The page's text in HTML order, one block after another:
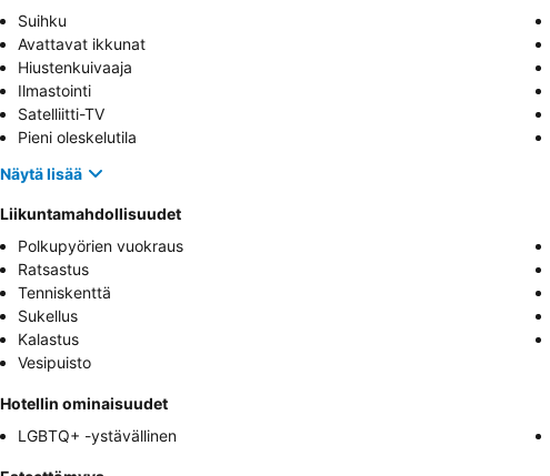
Suihku
Avattavat ikkunat
Hiustenkuivaaja
Ilmastointi
Satelliitti-TV
Pieni oleskelutila
Näytä lisää
Liikuntamahdollisuudet
Polkupyörien vuokraus
Ratsastus
Tenniskenttä
Sukellus
Kalastus
Vesipuisto
Hotellin ominaisuudet
LGBTQ+ -ystävällinen